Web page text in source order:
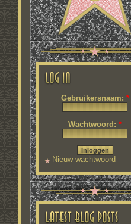
Gebruikersnaam: *
Wachtwoord: *
Nieuw wachtwoord